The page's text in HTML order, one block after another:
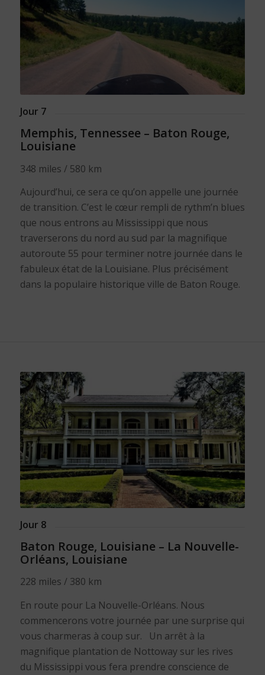
Jour 7
Memphis, Tennessee – Baton Rouge,
Louisiane
348 miles / 580 km
Aujourd’hui, ce sera ce qu’on appelle une journée
de transition. C’est le cœur rempli de rythm’n blues
que nous entrons au Mississippi que nous
traverserons du nord au sud par la magnifique
autoroute 55 pour terminer notre journée dans le
fabuleux état de la Louisiane. Plus précisément
dans la populaire historique ville de Baton Rouge.
Jour 8
Baton Rouge, Louisiane – La Nouvelle-
Orléans, Louisiane
228 miles / 380 km
En route pour La Nouvelle-Orléans. Nous
commencerons votre journée par une surprise qui
vous charmeras à coup sur. Un arrêt à la
magnifique plantation de Nottoway sur les rives
du Mississippi vous fera prendre conscience de